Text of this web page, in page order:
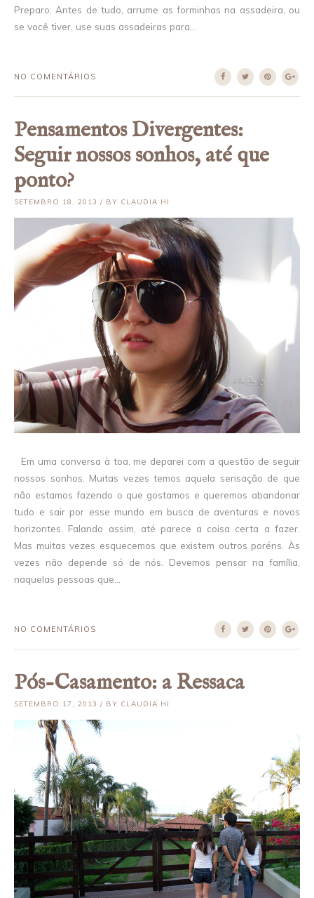
Preparo: Antes de tudo, arrume as forminhas na assadeira, ou
se você tiver, use suas assadeiras para...
NO COMENTÁRIOS
Pensamentos Divergentes:
Seguir nossos sonhos, até que
ponto?
SETEMBRO 18, 2013 / BY CLAUDIA HI
Em uma conversa à toa, me deparei com a questão de seguir
nossos sonhos. Muitas vezes temos aquela sensação de que
não estamos fazendo o que gostamos e queremos abandonar
tudo e sair por esse mundo em busca de aventuras e novos
horizontes. Falando assim, até parece a coisa certa a fazer.
Mas muitas vezes esquecemos que existem outros poréns. Às
vezes não depende só de nós. Devemos pensar na família,
naquelas pessoas que...
NO COMENTÁRIOS
Pós-Casamento: a Ressaca
SETEMBRO 17, 2013 / BY CLAUDIA HI